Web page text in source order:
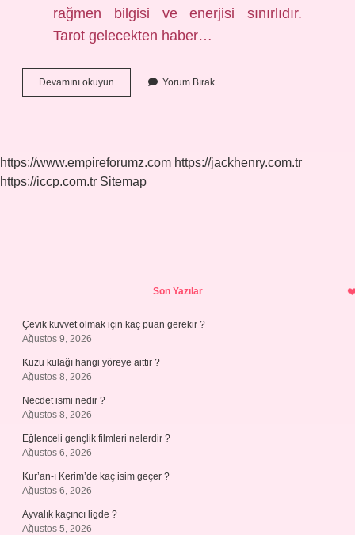
rağmen bilgisi ve enerjisi sınırlıdır.
Tarot gelecekten haber…
Devamını okuyun
Falı
Yorum Bırak
https://www.empireforumz.com https://jackhenry.com.tr
https://iccp.com.tr Sitemap
Son Yazılar
Çevik kuvvet olmak için kaç puan gerekir ?
Ağustos 9, 2026
Kuzu kulağı hangi yöreye aittir ?
Ağustos 8, 2026
Necdet ismi nedir ?
Ağustos 8, 2026
Eğlenceli gençlik filmleri nelerdir ?
Ağustos 6, 2026
Kur’an-ı Kerim’de kaç isim geçer ?
Ağustos 6, 2026
Ayvalık kaçıncı ligde ?
Ağustos 5, 2026